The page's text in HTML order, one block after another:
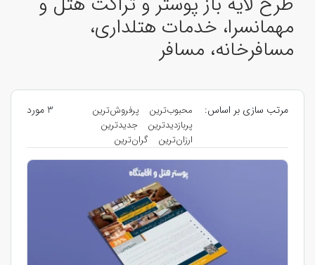
مهمانسرا، خدمات هتلداری،
مسافرخانه، مسافر
مرتب سازی بر اساس: محبوب‌ترین
پرفروش‌ترین
پربازدیدترین
جدیدترین
ارزان‌ترین
گران‌ترین
3 مورد